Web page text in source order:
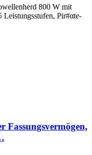
800 W mit
Pir#αtе-
Fassungsvermögen,